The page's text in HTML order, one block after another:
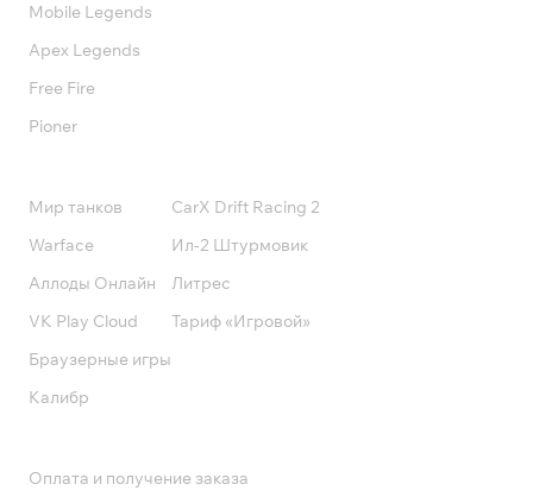
Mobile Legends
Apex Legends
Free Fire
Pioner
Мир танков
Warface
Аллоды Онлайн
VK Play Cloud
Браузерные игры
Калибр
CarX Drift Racing 2
Ил-2 Штурмовик
Литрес
Тариф «Игровой»
Оплата и получение заказа